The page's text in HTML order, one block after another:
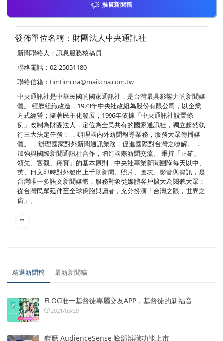
推廣新聞稿
發佈單位名稱：財團法人中央通訊社
新聞聯絡人：訊息服務核稿員
聯絡電話：02-25051180
聯絡信箱： timtimcna@mail.cna.com.tw
中央通訊社是中華民國的國家通訊社，是台灣最具影響力的新聞媒
體。 經歷組織改造，1973年中央社改組為股份有限公司，以企業
方式經營；隨著民主化發展，1996年依據「中央通訊社設置條
例」改制為財團法人，定位為全民共有的國家通訊社，獨立超然執
行三大法定任務： ．辦理國內外新聞報導業務，服務大眾傳播媒
體。 ．辦理國家對外新聞通訊業務，促進國際對台灣之瞭解。 ．
加強與國際新聞通訊社合作，增進國際新聞交流。 秉持「正確、
領先、客觀、翔實」的基本原則，中央社專業新聞團隊每天以中、
英、日文即時對外發出上千則新聞、照片、圖表、影音與資訊，是
台灣唯一多語文新聞媒體，服務對象從媒體客戶擴大為閱聽大眾；
從台灣民眾延伸至全球僑胞與讀者，充分扮演「台灣之眼，世界之
窗」。
精選新聞稿 最新新聞稿
FLOC唯一基督徒專屬交友APP，基督徒的新福音
2021/03/29
鎧應 AudienceSense 臉部辨識功能上市